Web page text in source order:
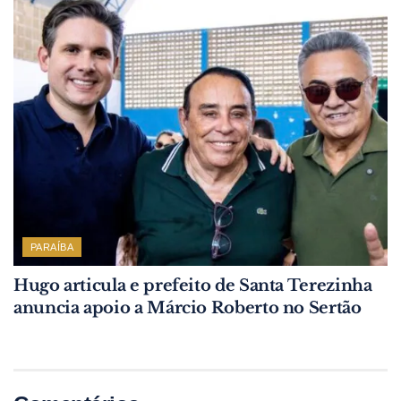
PARAÍBA
Hugo articula e prefeito de Santa Terezinha
anuncia apoio a Márcio Roberto no Sertão